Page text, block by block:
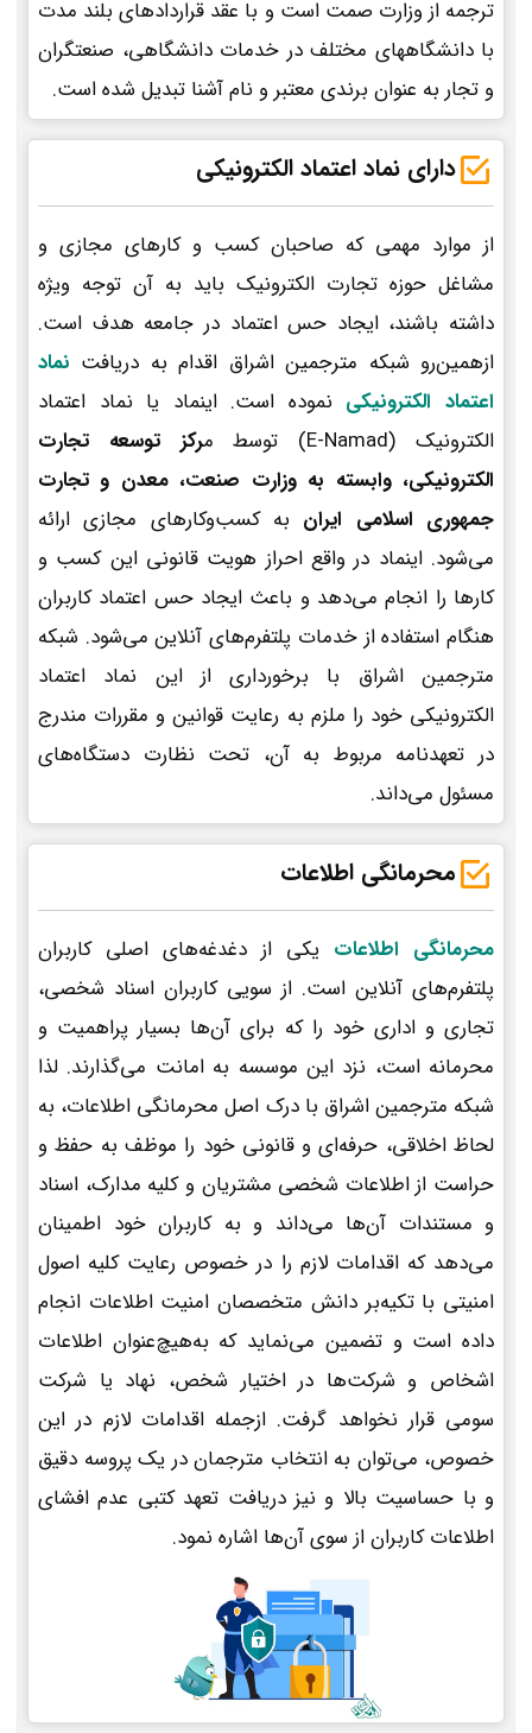
ترجمه از وزارت صمت است و با عقد قراردادهای بلند مدت
با دانشگاههای مختلف در خدمات دانشگاهی، صنعتگران
و تجار به عنوان برندی معتبر و نام آشنا تبدیل شده است.
دارای نماد اعتماد الکترونیکی
از موارد مهمی که صاحبان کسب و کارهای مجازی و
مشاغل حوزه تجارت الکترونیک باید به آن توجه ویژه
داشته باشند، ایجاد حس اعتماد در جامعه هدف است.
ازهمین‌رو شبکه مترجمین اشراق اقدام به دریافت نماد
اعتماد الکترونیکی نموده است. اینماد یا نماد اعتماد
الکترونیک (E-Namad) توسط م
رکز توسعه تجارت
الکترونیکی، وابسته به وزارت صنعت، معدن و تجارت
جمهوری اسلامی ایران به کسب‌وکارهای مجازی ارائه
می‌شود. اینماد در واقع احراز هویت قانونی این کسب و
کارها را انجام می‌دهد و باعث ایجاد حس اعتماد کاربران
هنگام استفاده از خدمات پلتفرم‌های آنلاین می‌شود. شبکه
مترجمین اشراق با برخورداری از این نماد اعتماد
الکترونیکی خود را ملزم به رعایت قوانین و مقررات مندرج
در تعهدنامه مربوط به آن، تحت نظارت دستگاه‌های
مسئول می‌داند.
محرمانگی اطلاعات
محرمانگی اطلاعات یکی از دغدغه‌های اصلی کاربران
پلتفرم‌های آنلاین است. از سویی کاربران اسناد شخصی،
تجاری و اداری خود را که برای آن‌ها بسیار پراهمیت و
محرمانه است، نزد این موسسه به امانت می‌گذارند. لذا
شبکه مترجمین اشراق با درک اصل محرمانگی اطلاعات، به
لحاظ اخلاقی، حرفه‌ای و قانونی خود را موظف به حفظ و
حراست از اطلاعات شخصی مشتریان و کلیه مدارک، اسناد
و مستندات آن‌ها می‌داند و به کاربران خود اطمینان
می‌دهد که اقدامات لازم را در خصوص رعایت کلیه اصول
امنیتی با تکیه‌بر دانش متخصصان امنیت اطلاعات انجام
داده است و تضمین می‌نماید که به‌هیچ‌عنوان اطلاعات
اشخاص و شرکت‌ها در اختیار شخص، نهاد یا شرکت
سومی قرار نخواهد گرفت. ازجمله اقدامات لازم در این
خصوص، می‌توان به انتخاب مترجمان در یک پروسه دقیق
و با حساسیت بالا و نیز دریافت تعهد کتبی عدم افشای
اطلاعات کاربران از سوی آن‌ها اشاره نمود.